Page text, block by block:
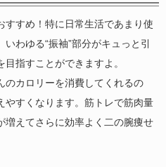
すすめ！特に日常生活であまり使
わゆる“振袖”部分がキュっと引
指すことができますよ。
のカロリーを消費してくれるの
やすくなります。筋トレで筋肉量
増えてさらに効率よく二の腕痩せ